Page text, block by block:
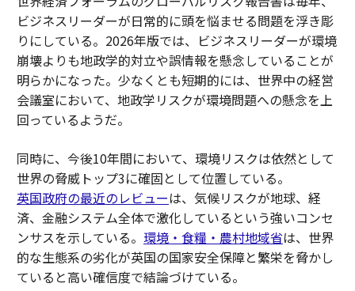
ビジネスリーダーが日常的に頭を悩ませる問題を浮き彫
りにしている。2026年版では、ビジネスリーダーが環境
崩壊よりも地政学的対立や誤情報を懸念していることが
明らかになった。少なくとも短期的には、世界中の経営
会議室において、地政学リスクが環境問題への懸念を上
回っているようだ。
同時に、今後10年間において、環境リスクは依然として
世界の脅威トップ3に確固として位置している。
英国政府の最近のレビューは、気候リスクが地球、経
済、金融システム全体で激化しているという強いコンセ
ンサスを示している。 環境・食糧・農村地域省は、世界
的な生態系の劣化が英国の国家安全保障と繁栄を脅かし
ていると高い確信度で結論づけている。